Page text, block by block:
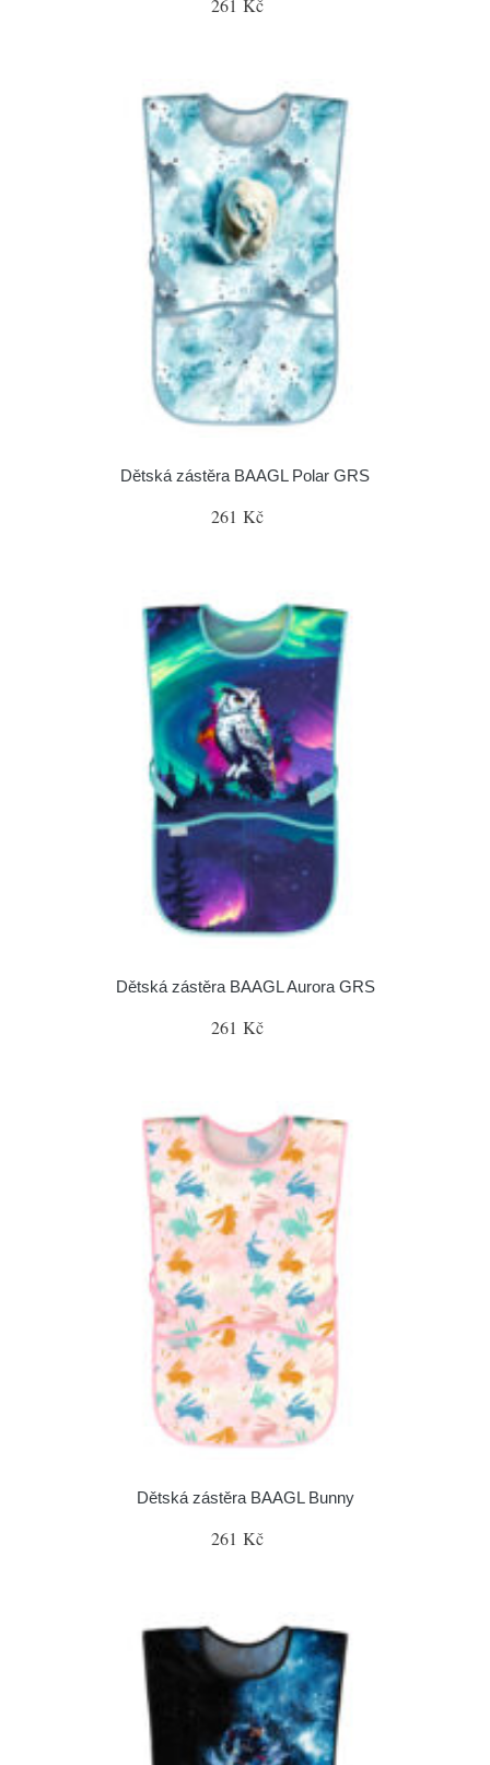
261 Kč
Dětská zástěra BAAGL Polar GRS
261 Kč
Dětská zástěra BAAGL Aurora GRS
261 Kč
Dětská zástěra BAAGL Bunny
261 Kč